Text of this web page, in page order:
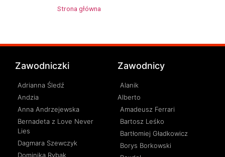
Strona główna
Zawodniczki
Adrianna Śledź
Andzia
Anna Andrzejewska
Bernadeta z Love Never
Lies
Dagmara Szewczyk
Dominika Rybak
Zawodnicy
Alanik
Alberto
Amadeusz Ferrari
Bartosz Leśko
Bartłomiej Gładkowicz
Borys Borkowski